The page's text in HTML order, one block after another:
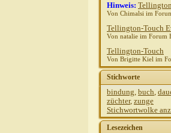
Hinweis:
Von Chimalsi im
Tellington-Touch
Von natalie im Forum
Tellington-Touch
Von Brigitte Kiel im
Stichworte
bindung, buch,
züchter, zunge
Stichwortwolke
Lesezeichen